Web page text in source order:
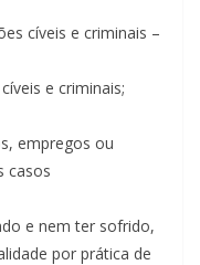
cíveis e criminais –
e criminais;
empregos ou
casos
e nem ter sofrido,
por prática de